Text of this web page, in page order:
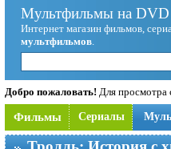
Мультфильмы на
Интернет магазин фильмов,
мультфильмов.
Добро пожаловать! Для просмотра
Фильмы Сериалы